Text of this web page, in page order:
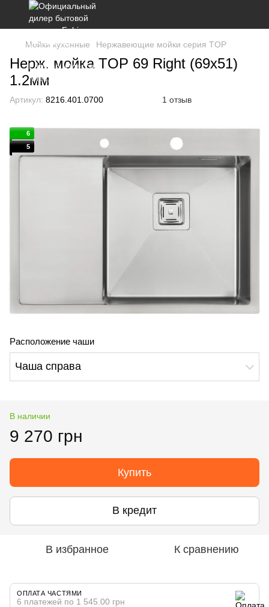
Мойки кухонные Нержавеющие мойки серия TOP
Нерж. мойка TOP 69 Right (69x51)
1.2мм
Артикул: 8216.401.0700 1 отзыв
6
5
Расположение чаши
Чаша справа
В наличии
9 270 грн
Купить
В кредит
В избранное К сравнению
ОПЛАТА ЧАСТЯМИ
6 платежей по 1 545.00 грн